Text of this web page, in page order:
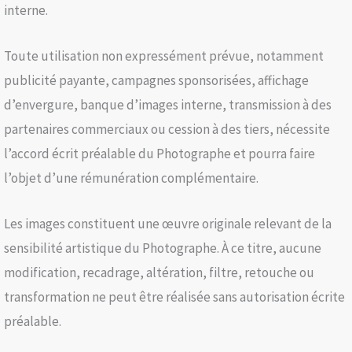
interne.
Toute utilisation non expressément prévue, notamment
publicité payante, campagnes sponsorisées, affichage
d’envergure, banque d’images interne, transmission à des
partenaires commerciaux ou cession à des tiers, nécessite
l’accord écrit préalable du Photographe et pourra faire
l’objet d’une rémunération complémentaire.
Les images constituent une œuvre originale relevant de la
sensibilité artistique du Photographe. À ce titre, aucune
modification, recadrage, altération, filtre, retouche ou
transformation ne peut être réalisée sans autorisation écrite
préalable.